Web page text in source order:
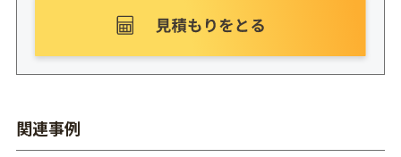
関連事例